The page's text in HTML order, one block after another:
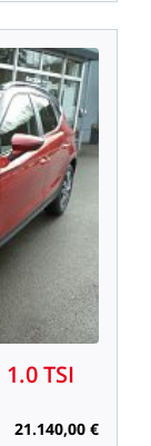
1.0TSI
21.140,00 €